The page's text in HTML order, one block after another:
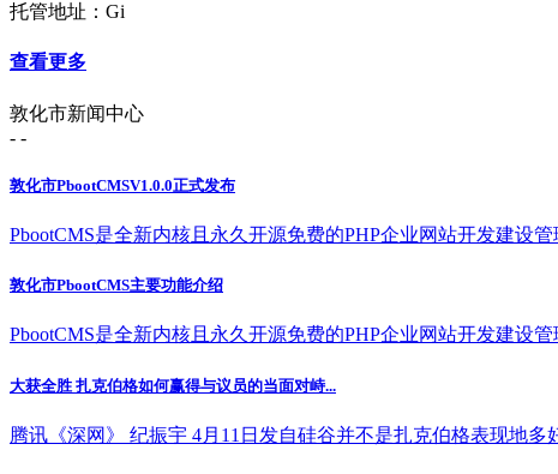
托管地址：Gi
查看更多
敦化市新闻中心
- -
敦化市PbootCMSV1.0.0正式发布
PbootCMS是全新内核且永久开源免费的PHP企业网站开发建设
敦化市PbootCMS主要功能介绍
PbootCMS是全新内核且永久开源免费的PHP企业网站开发建设
大获全胜 扎克伯格如何赢得与议员的当面对峙...
腾讯《深网》 纪振宇 4月11日发自硅谷并不是扎克伯格表现地